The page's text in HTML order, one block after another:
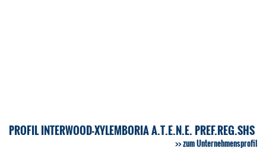
PROFIL INTERWOOD-XYLEMBORIA A.T.E.N.E. PREF.REG.SHS
zum Unternehmensprofil